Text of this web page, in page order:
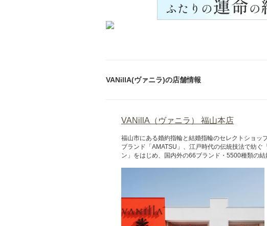
VANillA(ヴァニラ)の店舗情報
VANillA（ヴァニラ） 福山本店
福山市にある婚約指輪と結婚指輪のセレクトショッ
ブランド「AMATSU」、江戸時代の伝統技法で紡
ン」をはじめ、国内外の66ブランド・5500種類の